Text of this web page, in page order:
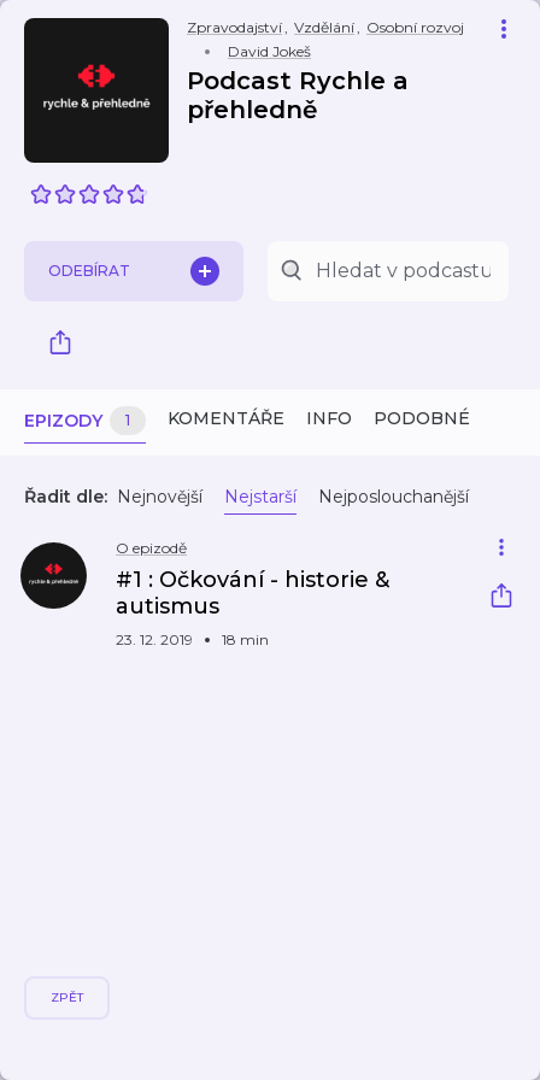
Zpravodajství, Vzdělání, Osobní rozvoj
David Jokeš
Podcast Rychle a
přehledně
ODEBÍRAT
EPIZODY 1 KOMENTÁŘE INFO PODOBNÉ
Řadit dle: Nejnovější Nejstarší Nejposlouchanější
O epizodě
#1 : Očkování - historie &
autismus
23. 12. 2019 18 min
ZPĚT